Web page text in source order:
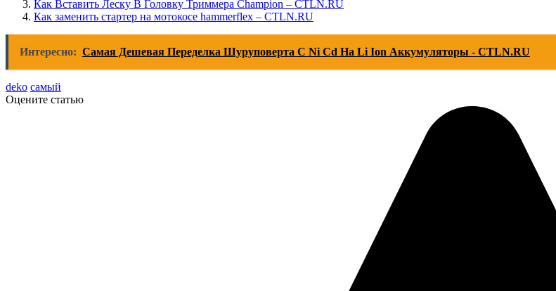
Как Вставить Леску В Головку Триммера Champion – CTLN.RU
Как заменить стартер на мотокосе hammerflex – CTLN.RU
Интересно: Самая Дешевая Переделка Шуруповерта С Ni Cd На Li Ion Аккумуляторы - CTLN.RU
deko самый
Оцените статью